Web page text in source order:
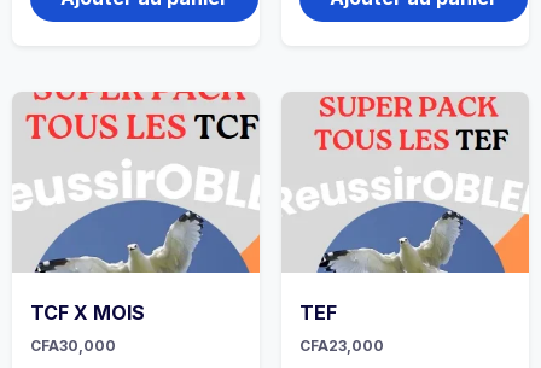
TCF X MOIS
CFA30,000
TEF
CFA23,000